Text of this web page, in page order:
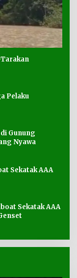
Pelaku
Gunung
Nyawa
Sekatak AAA
Sekatak AAA